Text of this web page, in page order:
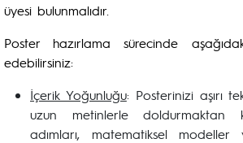
üyesi bulunmalıdır.
Poster hazırlama sürecinde
edebilirsiniz:
İçerik Yoğunluğu: Posterinizi aşırı
uzun metinlerle doldurmaktan
adımları, matematiksel